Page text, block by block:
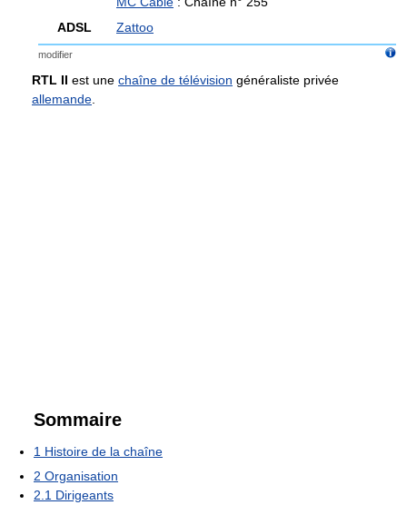
ADSL
Zattoo
modifier
RTL II est une chaîne de télévision généraliste privée
allemande
Sommaire
1 Histoire de la chaîne
2 Organisation
2.1 Dirigeants